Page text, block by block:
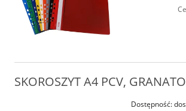
SKOROSZYT A4 PCV,
Dostępność: